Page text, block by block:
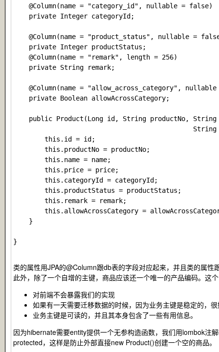
    @Column(name = "category_id", nullable = false)
    private Integer categoryId;
@Column(name = "product_status", nullable =
    private Integer productStatus;
    @Column(name = "remark", length = 256)
    private String remark;
@Column(name = "allow_across_category", nullable
    private Boolean allowAcrossCategory;
public Product(Long id, String productNo,
        this.id = id;
        this.productNo = productNo;
        this.name = name;
        this.price = price;
        this.categoryId = categoryId;
        this.productStatus = productStatus;
        this.remark = remark;
this.allowAcrossCategory =
    }
}
类的属性用JPA的@Column跟db表的字段对应起来，并且类的属
此外，除了一个自增的主键，商品应该还一个唯一的产品编码。这
对前端不会暴露我们的实现
如果有一天需要迁移数据的时候，因为业务主键是稳定的，
业务主键是可读的，并且其本身包含了一些有用信息。
因为hibernate需要entity提供一个无参构造函数，我们用lombok注解
protected，这样是防止外部直接new Product()创建一个空的商品。